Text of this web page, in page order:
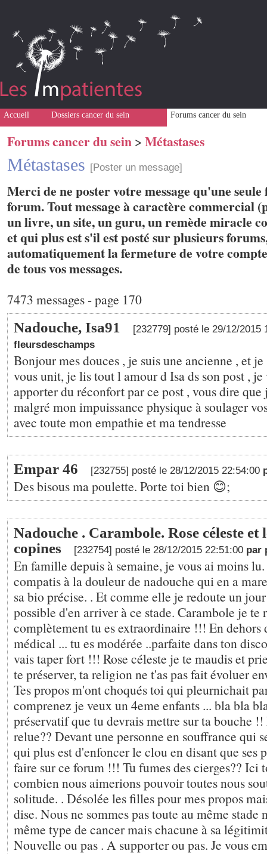
Accueil Dossiers cancer du sein Forums cancer du sein
Forums cancer du sein > Métastases
Métastases [Poster un message]
Merci de ne poster votre message qu'une seule
forum. Tout message à caractère commercial
un livre, un site, un guru, un remède miracle
et qui plus est s'il est posté sur plusieurs
automatiquement la fermeture de votre
de tous vos messages.
7473 messages - page 170
Nadouche, Isa91
[232779] posté le 29/12/2015
fleursdeschamps
Bonjour mes douces , je suis une ancienne , et
vous unit, je lis tout l amour d Isa ds son post ,
apporter du réconfort par ce post , vous dire que
malgré mon impuissance physique à soulager
avec toute mon empathie et ma tendresse
Empar 46 [232755] posté le 28/12/2015 22:54:00
Des bisous ma poulette. Porte toi bien 😊;
Nadouche . Carambole. Rose céleste et
copines
[232754] posté le 28/12/2015 22:51:00 par
En famille depuis à semaine, je vous ai moins
compatis à la douleur de nadouche qui en a
sa bio précise. . Et comme elle je redoute un
possible d'en arriver à ce stade. Carambole je te
complètement tu es extraordinaire !!! En dehors
médical ... tu es modérée ..parfaite dans ton
vais taper fort !!! Rose céleste je te maudis et
te préserver, ta religion ne t'as pas fait évoluer
Tes propos m'ont choqués toi qui pleurnichait
comprenez je veux un 4eme enfants ... bla bla
préservatif que tu devrais mettre sur ta bouche
relue?? Devant une personne en souffrance qui
qui plus est d'enfoncer le clou en disant que ses
faire sur ce forum !!! Tu fumes des cierges?? Ici
combien nous aimerions pouvoir toutes nous
solitude. . Désolée les filles pour mes propos
dise. Nous ne sommes pas toute au même stade
même type de cancer mais chacune à sa
Nouvelle ou pas . A supporter ou pas. Je vous